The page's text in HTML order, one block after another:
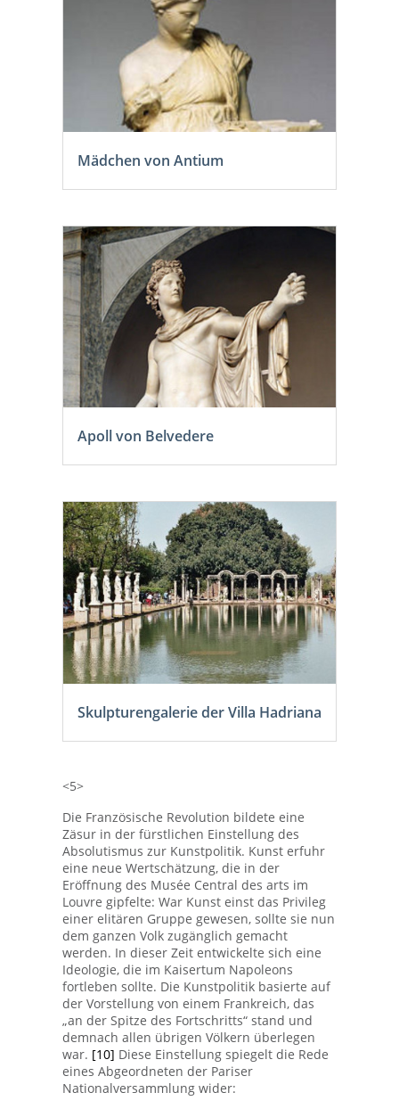
Mädchen von Antium
Apoll von Belvedere
Skulpturengalerie der Villa Hadriana
<5>
Die Französische Revolution bildete eine
Zäsur in der fürstlichen Einstellung des
Absolutismus zur Kunstpolitik. Kunst erfuhr
eine neue Wertschätzung, die in der
Eröffnung des Musée Central des arts im
Louvre gipfelte: War Kunst einst das Privileg
einer elitären Gruppe gewesen, sollte sie nun
dem ganzen Volk zugänglich gemacht
werden. In dieser Zeit entwickelte sich eine
Ideologie, die im Kaisertum Napoleons
fortleben sollte. Die Kunstpolitik basierte auf
der Vorstellung von einem Frankreich, das
„an der Spitze des Fortschritts“ stand und
demnach allen übrigen Völkern überlegen
war. [10] Diese Einstellung spiegelt die Rede
eines Abgeordneten der Pariser
Nationalversammlung wider: